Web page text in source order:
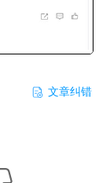
文章纠错